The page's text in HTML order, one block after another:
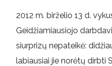
2012 m. birželio 13 d.
Geidžiamiausiojo
siurprizų nepateikė:
labiausiai jie norėtų dirbti